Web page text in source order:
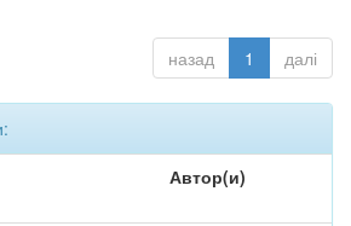
назад 1 далі
Автор(и)